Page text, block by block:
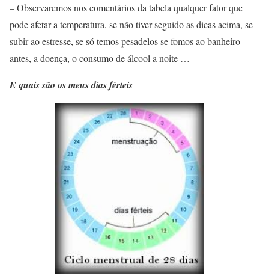
– Observaremos nos comentários da tabela qualquer fator que
pode afetar a temperatura, se não tiver seguido as dicas acima, se
subir ao estresse, se só temos pesadelos se fomos ao banheiro
antes, a doença, o consumo de álcool a noite …
E quais são os meus dias férteis